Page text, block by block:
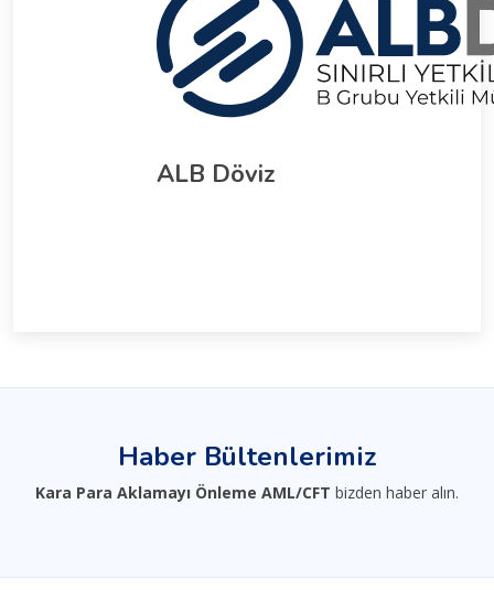
ALB Döviz
Haber Bültenlerimiz
Kara Para Aklamayı Önleme AML/CFT bizden haber alın.